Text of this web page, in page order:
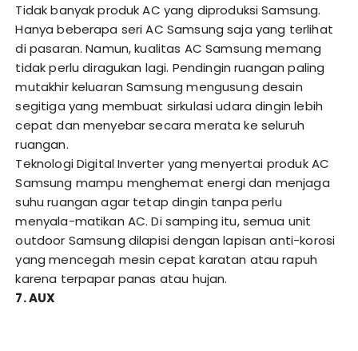
Tidak banyak produk AC yang diproduksi Samsung.
Hanya beberapa seri AC Samsung saja yang terlihat
di pasaran. Namun, kualitas AC Samsung memang
tidak perlu diragukan lagi. Pendingin ruangan paling
mutakhir keluaran Samsung mengusung desain
segitiga yang membuat sirkulasi udara dingin lebih
cepat dan menyebar secara merata ke seluruh
ruangan.
Teknologi Digital Inverter yang menyertai produk AC
Samsung mampu menghemat energi dan menjaga
suhu ruangan agar tetap dingin tanpa perlu
menyala-matikan AC. Di samping itu, semua unit
outdoor Samsung dilapisi dengan lapisan anti-korosi
yang mencegah mesin cepat karatan atau rapuh
karena terpapar panas atau hujan.
7. AUX